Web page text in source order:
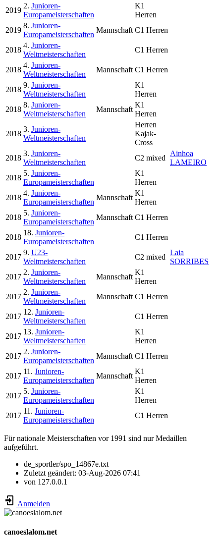
2019
2. Junioren-
Europameisterschaften
K1
Herren
2019
8. Junioren-
Europameisterschaften
Mannschaft C1 Herren
2018
4. Junioren-
Weltmeisterschaften
C1 Herren
2018
4. Junioren-
Weltmeisterschaften
Mannschaft C1 Herren
2018
9. Junioren-
Weltmeisterschaften
K1
Herren
2018
8. Junioren-
Weltmeisterschaften
Mannschaft
K1
Herren
2018
3. Junioren-
Weltmeisterschaften
Herren
Kajak-
Cross
2018
3. Junioren-
Weltmeisterschaften
C2 mixed
Ainhoa
LAMEIRO
2018
5. Junioren-
Europameisterschaften
K1
Herren
2018
4. Junioren-
Europameisterschaften
Mannschaft
K1
Herren
2018
5. Junioren-
Europameisterschaften
Mannschaft C1 Herren
2018
18. Junioren-
Europameisterschaften
C1 Herren
2017
9. U23-
Weltmeisterschaften
C2 mixed
Laia
SORRIBES
2017
2. Junioren-
Weltmeisterschaften
Mannschaft
K1
Herren
2017
2. Junioren-
Weltmeisterschaften
Mannschaft C1 Herren
2017
12. Junioren-
Weltmeisterschaften
C1 Herren
2017
13. Junioren-
Weltmeisterschaften
K1
Herren
2017
2. Junioren-
Europameisterschaften
Mannschaft C1 Herren
2017
11. Junioren-
Europameisterschaften
Mannschaft
K1
Herren
2017
5. Junioren-
Europameisterschaften
K1
Herren
2017
11. Junioren-
Europameisterschaften
C1 Herren
Für nationale Meisterschaften vor 1991 sind nur Medaillen
aufgeführt.
de_sportler/spo_14867e.txt
Zuletzt geändert: 03-Aug-2026 07:41
von 127.0.0.1
Anmelden
canoeslalom.net